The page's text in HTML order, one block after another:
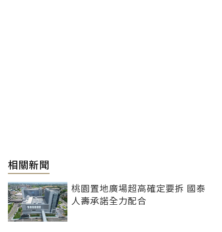
相關新聞
桃園置地廣場超高確定要拆 國泰
人壽承諾全力配合